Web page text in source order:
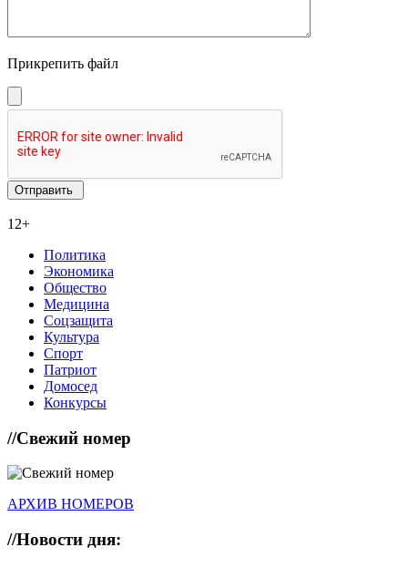
Прикрепить файл
12+
Политика
Экономика
Общество
Медицина
Соцзащита
Культура
Спорт
Патриот
Домосед
Конкурсы
//Свежий номер
АРХИВ НОМЕРОВ
//Новости дня: